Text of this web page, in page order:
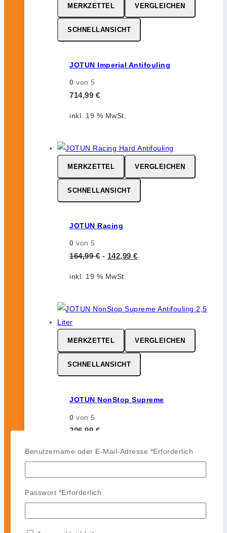
MERKZETTEL VERGLEICHEN
SCHNELLANSICHT
JOTUN Imperial Antifouling
0 von 5
714,99 €
inkl. 19 % MwSt.
MERKZETTEL VERGLEICHEN
SCHNELLANSICHT
JOTUN Racing
0 von 5
164,99€ - 142,99 €
inkl. 19 % MwSt.
MERKZETTEL VERGLEICHEN
SCHNELLANSICHT
JOTUN NonStop Supreme
0 von 5
206,99 €
inkl. 19 % MwSt.
MERKZETTEL VERGLEICHEN
Benutzername oder E-Mail-Adresse *Erforderlich
Passwort *Erforderlich